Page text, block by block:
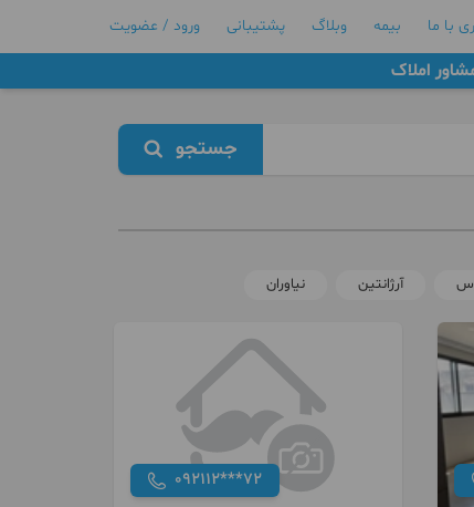
با ما بیمه وبلاگ پشتیبانی ورود / عضویت
املاک
جستجو
آرژانتین نیاوران
092112***72